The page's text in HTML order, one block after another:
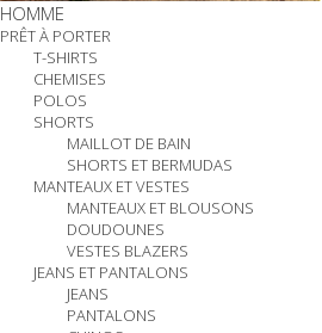
HOMME
PRÊT À PORTER
T-SHIRTS
CHEMISES
POLOS
SHORTS
MAILLOT DE BAIN
SHORTS ET BERMUDAS
MANTEAUX ET VESTES
MANTEAUX ET BLOUSONS
DOUDOUNES
VESTES BLAZERS
JEANS ET PANTALONS
JEANS
PANTALONS